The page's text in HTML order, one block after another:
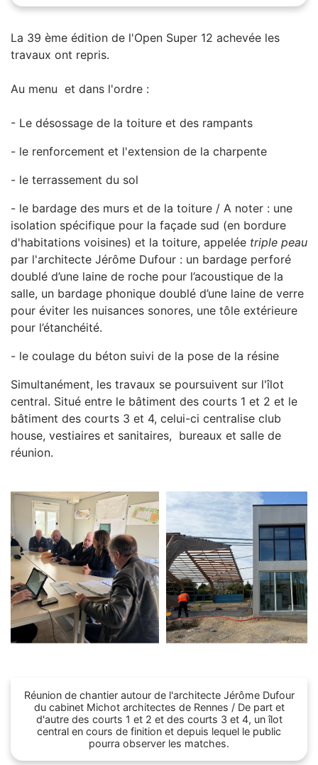
La 39 ème édition de l'Open Super 12 achevée les
travaux ont repris.
Au menu et dans l'ordre :
- Le désossage de la toiture et des rampants
- le renforcement et l'extension de la charpente
- le terrassement du sol
- le bardage des murs et de la toiture / A noter : une
isolation spécifique pour la façade sud (en bordure
d'habitations voisines) et la toiture, appelée triple peau
par l'architecte Jérôme Dufour : un bardage perforé
doublé d’une laine de roche pour l’acoustique de la
salle, un bardage phonique doublé d’une laine de verre
pour éviter les nuisances sonores, une tôle extérieure
pour l’étanchéité.
- le coulage du béton suivi de la pose de la résine
Simultanément, les travaux se poursuivent sur l'îlot
central. Situé entre le bâtiment des courts 1 et 2 et le
bâtiment des courts 3 et 4, celui-ci centralise club
house, vestiaires et sanitaires, bureaux et salle de
réunion.
Réunion de chantier autour de l'architecte Jérôme Dufour
du cabinet Michot architectes de Rennes / De part et
d'autre des courts 1 et 2 et des courts 3 et 4, un îlot
central en cours de finition et depuis lequel le public
pourra observer les matches.